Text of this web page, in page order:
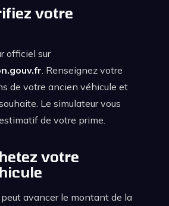
votre
officiel sur
. Renseignez votre
de votre ancien véhicule et
Le simulateur vous
de votre prime.
votre
avancer le montant de la